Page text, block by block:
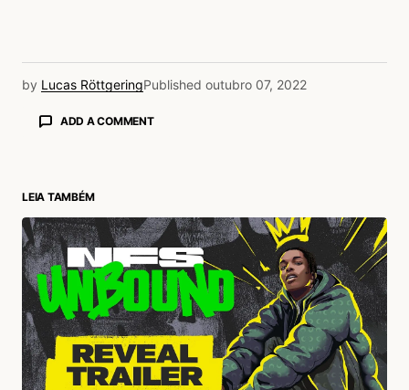
by Lucas RöttgeringPublished outubro 07, 2022
ADD A COMMENT
LEIA TAMBÉM